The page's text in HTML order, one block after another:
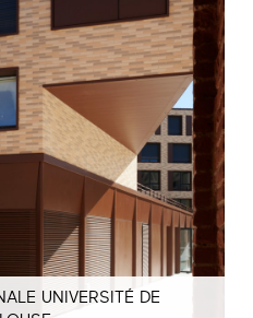
UNIVERSITÉ DE